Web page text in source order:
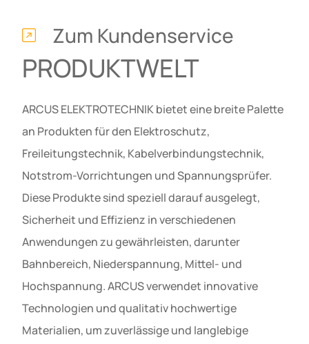
Zum Kundenservice
PRODUKTWELT
ARCUS ELEKTROTECHNIK bietet eine breite Palette
an Produkten für den Elektroschutz,
Freileitungstechnik, Kabelverbindungstechnik,
Notstrom-Vorrichtungen und Spannungsprüfer.
Diese Produkte sind speziell darauf ausgelegt,
Sicherheit und Effizienz in verschiedenen
Anwendungen zu gewährleisten, darunter
Bahnbereich, Niederspannung, Mittel- und
Hochspannung. ARCUS verwendet innovative
Technologien und qualitativ hochwertige
Materialien, um zuverlässige und langlebige